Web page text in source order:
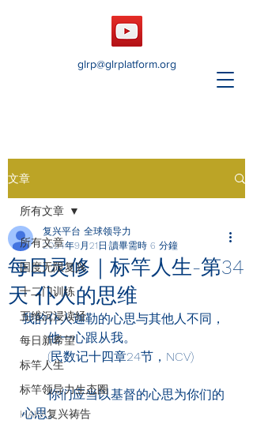
glrp@glrplatform.org
文章
所有文章
国度无限复兴
十二门训练
五维沉浸读经
每日新希望
标竿人生
标竿领导力生态圈
HAKA复兴祷告
所有文章
每日灵修｜标竿人生-第34
天 仆人的思维
复兴平台 全球领导力
2024年9月21日 讀畢需時 6 分鐘
我的仆人迦勒的心思与其他人不同，
他一心跟从我。
(民数记十四章24节，NCV)
你们应当以基督的心思为你们的
心思。